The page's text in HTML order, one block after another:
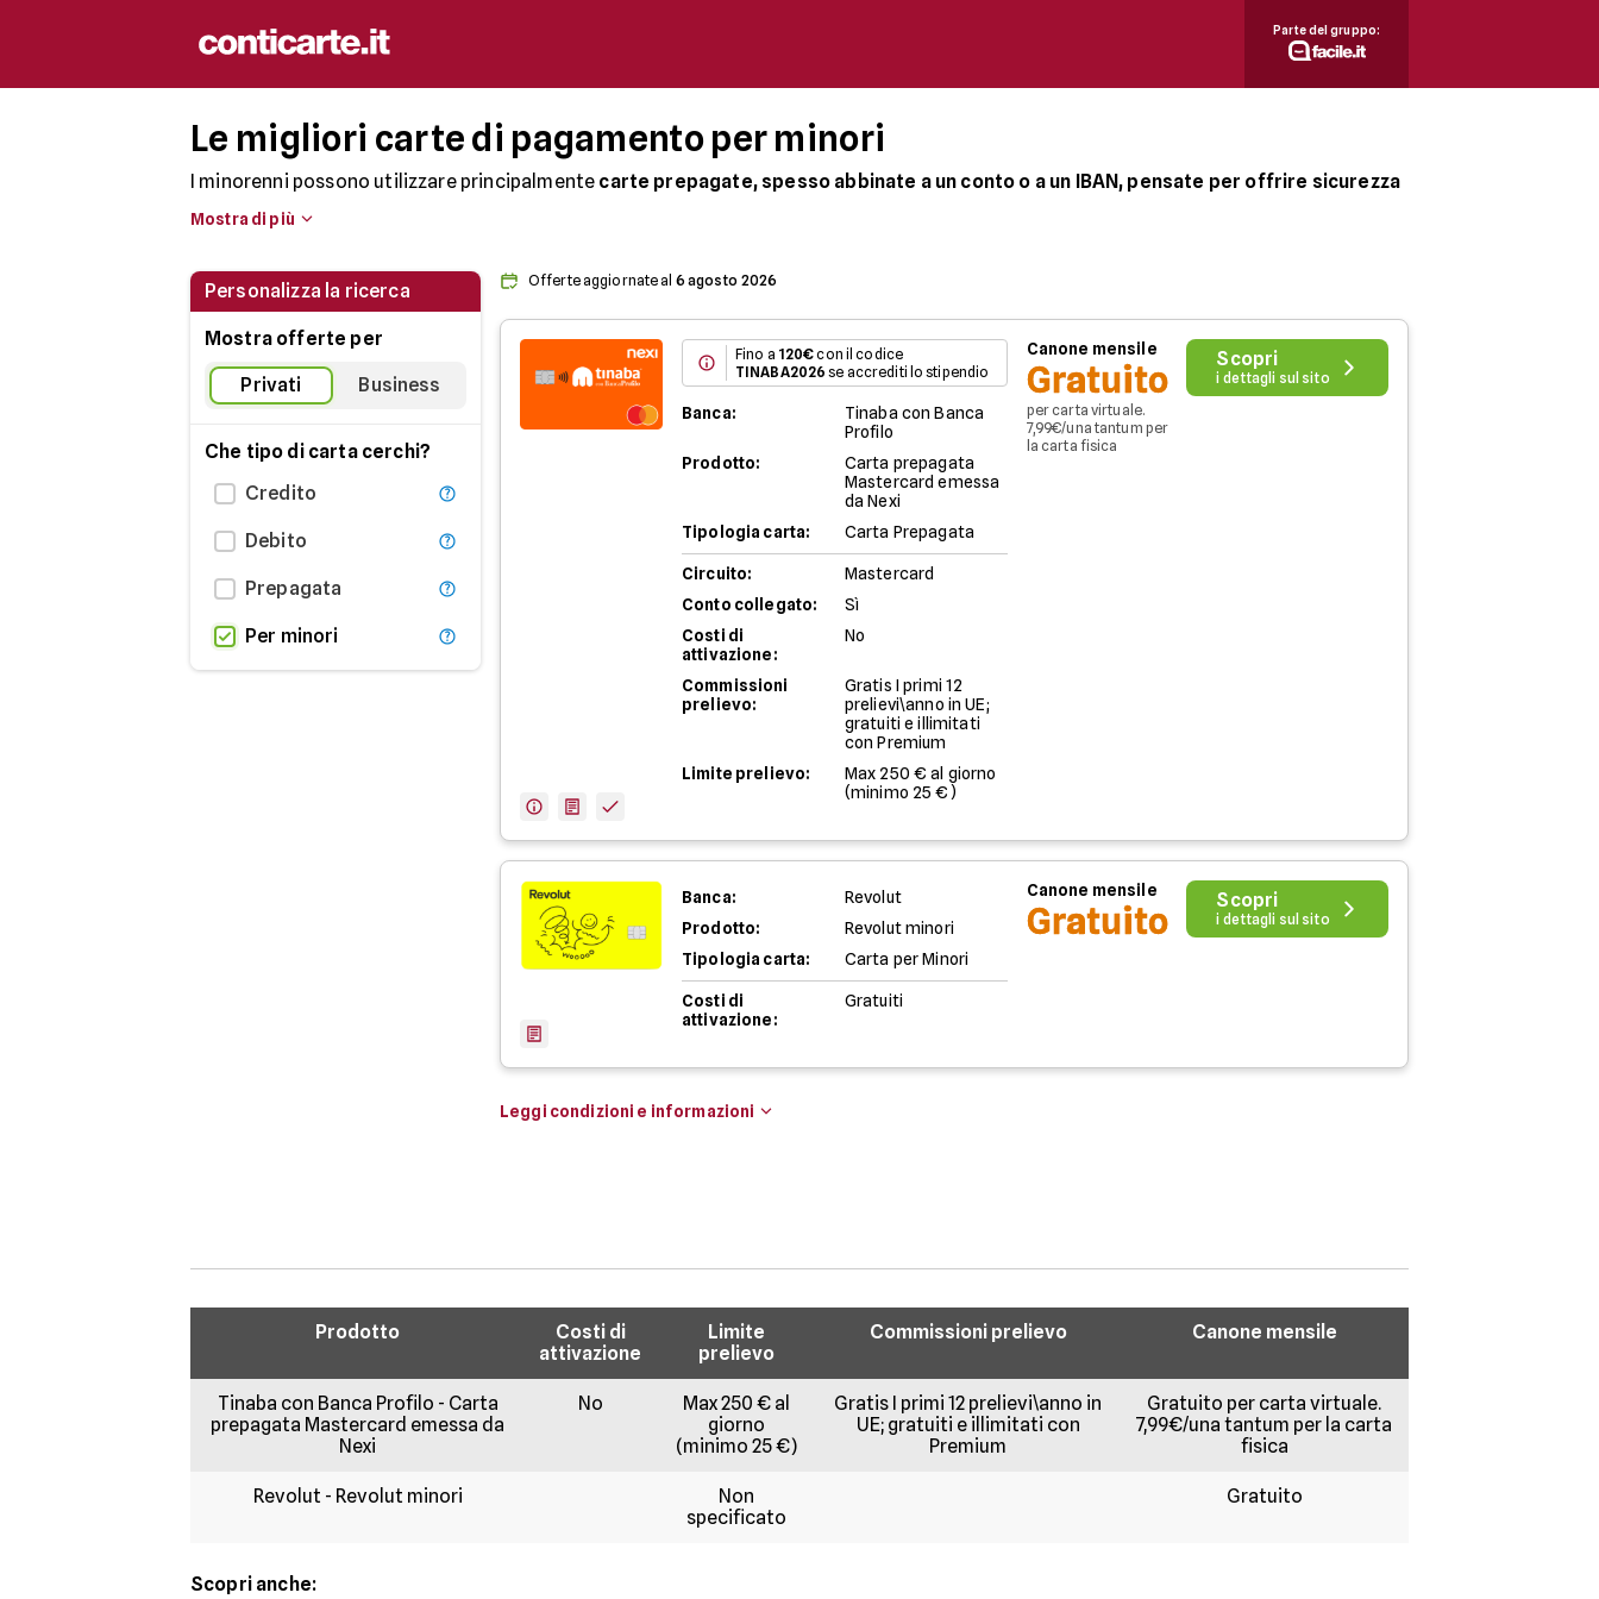
Parte del gruppo:
Le migliori carte di pagamento per minori
I minorenni possono utilizzare principalmente carte prepagate, spesso abbinate a un conto o a un IBAN, pensate per offrire sicurezza
e controllo.
responsabile del denaro. Sono strumenti utili per introdurre i giovani alla gestione finanziaria in modo sicuro.
Ecco una classifica delle migliori carte per minori su Conticarte.it
Mostra di più
Personalizza la ricerca
Mostra offerte per
Privati Business
Che tipo di carta cerchi?
Credito
Debito
Prepagata
Per minori
Offerte aggiornate al 6 agosto 2026
Fino a 120€con il codice
TINABA2026 se accrediti lo stipendio
Banca:
Tinaba con Banca
Profilo
Prodotto:
Carta prepagata
Mastercard emessa
da Nexi
Tipologia carta: Carta Prepagata
Circuito:
Mastercard
Conto collegato:
Sì
Costi di
attivazione:
No
Commissioni
prelievo:
Gratis I primi 12
prelievi\anno in UE;
gratuiti e illimitati
con Premium
Limite prelievo:
Max 250 € al giorno
(minimo 25 €)
Canone mensile
Gratuito
per carta virtuale.
7,99€/una tantum per
la carta fisica
Scopri
i dettagli sul sito
Banca:
Revolut
Prodotto:
Revolut minori
Tipologia carta: Carta per Minori
Costi di
attivazione:
Gratuiti
Canone mensile
Gratuito Scopri
i dettagli sul sito
Leggi condizioni e informazioni
Prodotto
Costi di
attivazione
Limite
prelievo
Commissioni prelievo Canone mensile
Tinaba con Banca Profilo - Carta
prepagata Mastercard emessa da
Nexi
No
Max 250 € al
giorno
(minimo 25 €)
Gratis I primi 12 prelievi\anno in
UE; gratuiti e illimitati con
Premium
Gratuito per carta virtuale.
7,99€/una tantum per la carta
fisica
Revolut - Revolut minori
Non
specificato
Gratuito
Scopri anche: